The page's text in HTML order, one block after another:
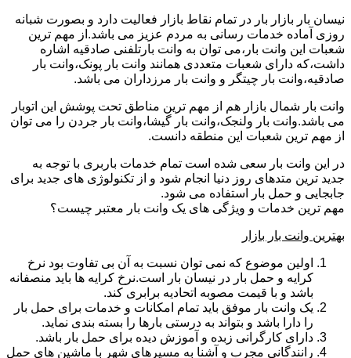
نیسان بار بازار بار در تمام نقاط بازار فعالیت دارد و بصورت شبانه
روزی آماده خدمات رسانی به مردم عزیز می باشد.از مهم ترین
شعبات این وانت بار،می توان به وانت بارتلفنی صادقیه اشاره
داشت،که دارای شعبات متعددی همانند وانت بار پونک،وانت بار
صادقیه،وانت بار چیتگر و وانت بار مرزداران می باشد.
وانت بار شمال بازار هم از مهم ترین مناطق تحت پوشش این اتوبار
می باشد.وانت بار ولنجک،وانت بار گیشا،وانت بار جردن را می توان
از مهم ترین شعبات این منطقه دانست.
در این وانت بار سعی شده است تمام خدمات باربری با توجه به
جدید ترین متدهای روز دنیا انجام شود و از تکنولوژی های جدید برای
جابجایی و حمل بار استفاده می شود.
مهم ترین خدمات و ویژگی های یک وانت بار معتبر چیست؟
بهترین وانت بار بازار
اولین موضوع که نمی توان نسبت به آن بی تفاوت بود نرخ
کرایه و حمل بار در نیسان بار است.نرخ کرایه ها باید منصفانه
باشد و با قیمت مصوبه اتحادیه برابری کند.
یک وانت بار موفق باید تمام امکانات و خدمات برای حمل بار
را دارا باشد و بتواند به درستی بارها را بسته بندی نماید.
دارای کارگرانی زبده و آموزش دیده برای حمل بار باشد.
رانندگانی مجرب و آشنا به مسیرهای شهر با ماشین های حمل